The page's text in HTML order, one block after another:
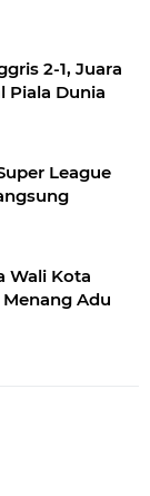
2-1, Juara
Piala Dunia
League
Wali Kota
Adu